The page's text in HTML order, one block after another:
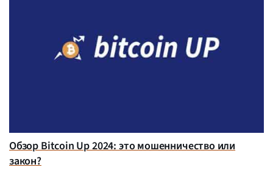
Обзор Bitcoin Up 2024: это мошенничество или
закон?